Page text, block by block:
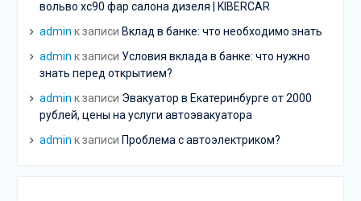
вольво хс90 фар салона дизеля | KIBERCAR
admin к записи Вклад в банке: что необходимо знать
admin к записи Условия вклада в банке: что нужно
знать перед открытием?
admin к записи Эвакуатор в Екатеринбурге от 2000
рублей, цены на услуги автоэвакуатора
admin к записи Проблема с автоэлектриком?